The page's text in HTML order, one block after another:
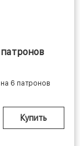
6 патронов
Купить